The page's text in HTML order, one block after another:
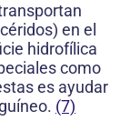
en el
hidrofílica
como
es ayudar
(7)